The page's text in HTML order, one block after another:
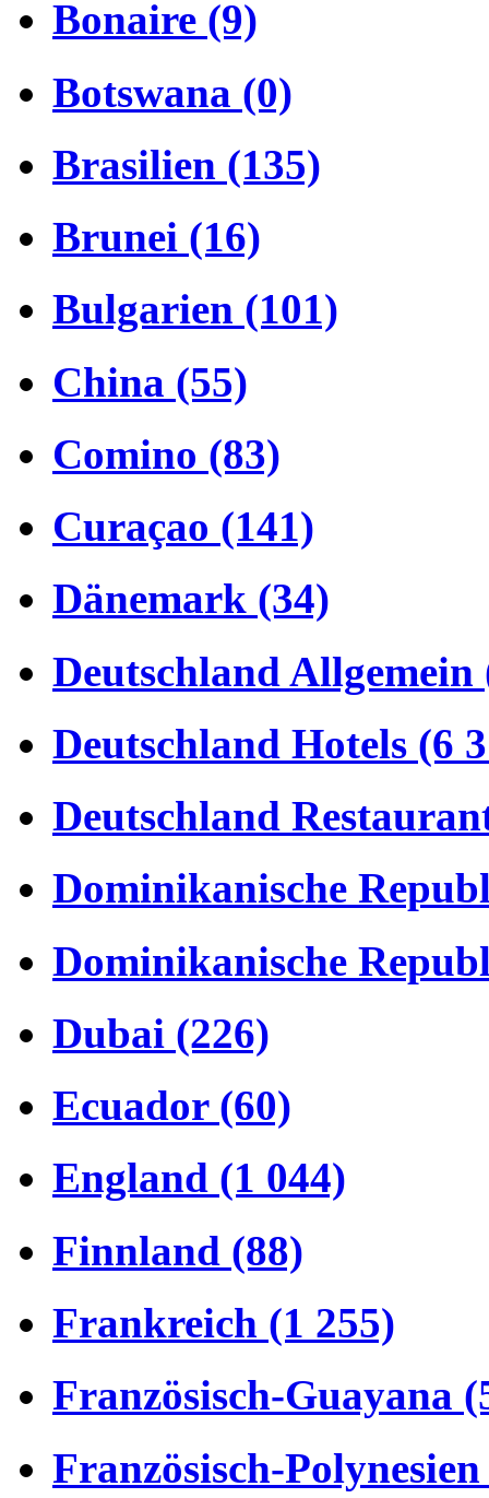
Bonaire (9)
Botswana (0)
Brasilien (135)
Brunei (16)
Bulgarien (101)
China (55)
Comino (83)
Curaçao (141)
Dänemark (34)
Deutschland Allgemein
Deutschland Hotels (6
Deutschland
Dominikanische
Dominikanische
Dubai (226)
Ecuador (60)
England (1 044)
Finnland (88)
Frankreich (1 255)
Französisch-Guayana
Französisch-